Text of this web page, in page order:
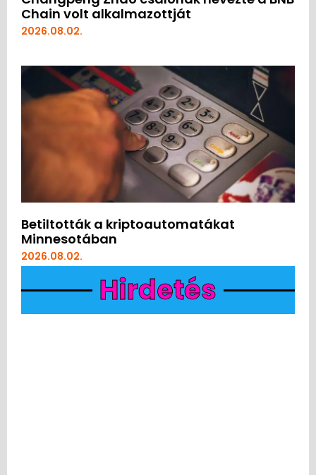
Chain volt alkalmazottját
2026.08.02.
Betiltották a kriptoautomatákat
Minnesotában
2026.08.02.
Hirdetés